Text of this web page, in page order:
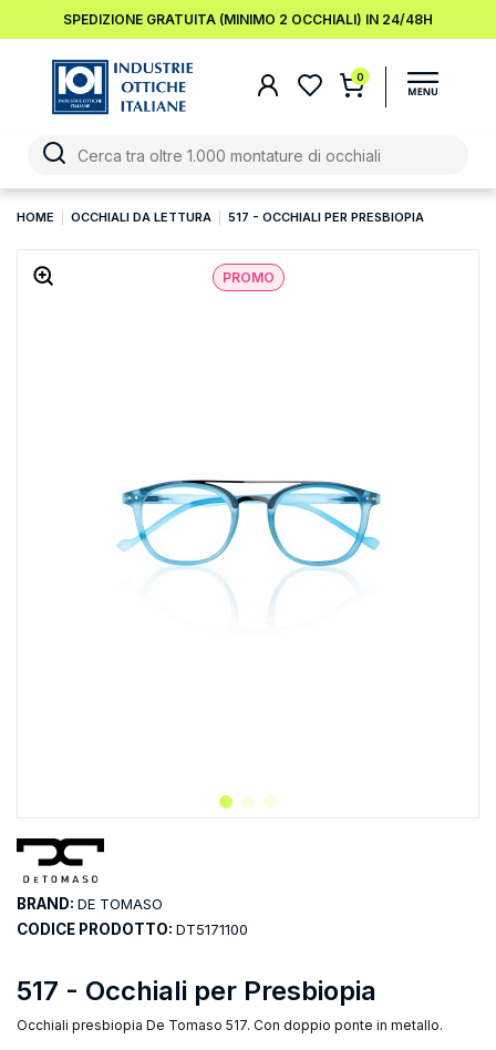
SPEDIZIONE GRATUITA (MINIMO 2 OCCHIALI) IN 24/48H
0
HOME OCCHIALI DA LETTURA 517 - OCCHIALI PER PRESBIOPIA
PROMO
517 - Occhiali per Presbiopia
Occhiali presbiopia De Tomaso 517. Con doppio ponte in metallo.
BRAND: DE TOMASO
CODICE PRODOTTO: DT5171100